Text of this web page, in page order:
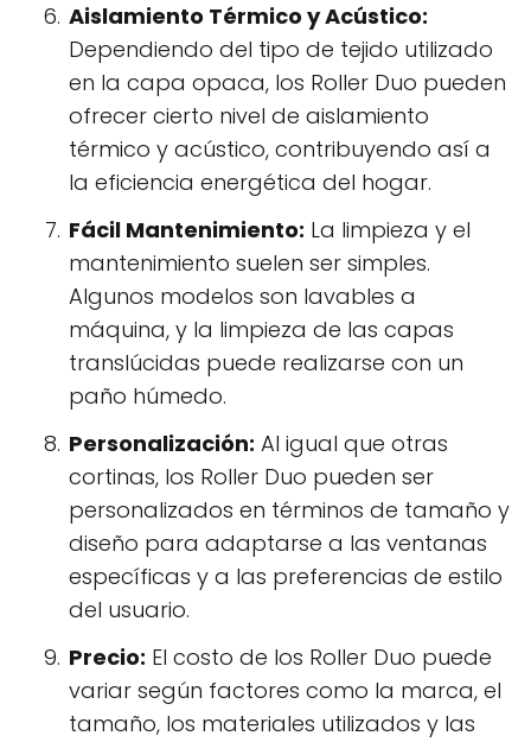
Aislamiento Térmico y Acústico:
Dependiendo del tipo de tejido utilizado
en la capa opaca, los Roller Duo pueden
ofrecer cierto nivel de aislamiento
térmico y acústico, contribuyendo así a
la eficiencia energética del hogar.
Fácil Mantenimiento: La limpieza y el
mantenimiento suelen ser simples.
Algunos modelos son lavables a
máquina, y la limpieza de las capas
translúcidas puede realizarse con un
paño húmedo.
Personalización: Al igual que otras
cortinas, los Roller Duo pueden ser
personalizados en términos de tamaño y
diseño para adaptarse a las ventanas
específicas y a las preferencias de estilo
del usuario.
Precio: El costo de los Roller Duo puede
variar según factores como la marca, el
tamaño, los materiales utilizados y las